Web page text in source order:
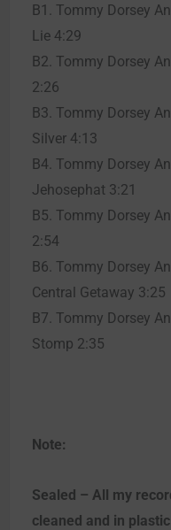
B1. Tommy Dorsey
Lie 4:29
B2. Tommy Dorsey
2:26
B3. Tommy Dorsey
Silver 4:13
B4. Tommy Dorsey
Jehosephat 3:21
B5. Tommy Dorsey
2:54
B6. Tommy Dorsey
Central Getaway 3:25
B7. Tommy Dorsey
Stomp 2:35
Note:
Sealed – All my
cleaned and in